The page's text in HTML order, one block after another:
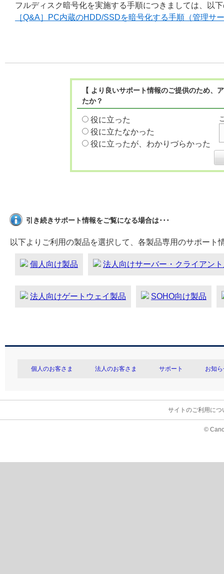
フルディスク暗号化を実施する手順につきましては、以
［Q&A］PC内蔵のHDD/SSDを暗号化する手順（管理サ
【 より良いサポート情報のご提供のため
たか？
役に立った
役に立たなかった
役に立ったが、わかりづらかった
引き続きサポート情報をご覧になる場合は･･･
以下よりご利用の製品を選択して、各製品専用のサポート
個人向け製品 法人向けサーバー・クライアン
法人向けゲートウェイ製品 SOHO向け製品
個人のお客さま 法人のお客さま サポート お知
サイトのご利用につ
©